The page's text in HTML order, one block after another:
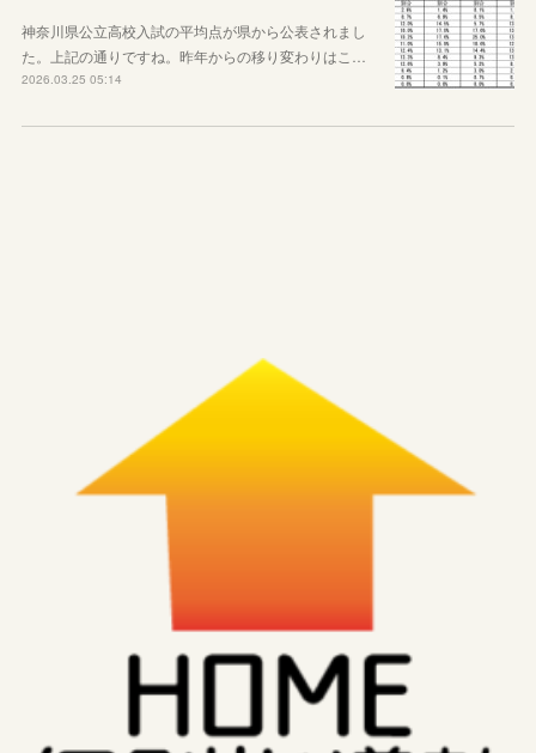
神奈川県公立高校入試の平均点が県から公表されまし
た。上記の通りですね。昨年からの移り変わりはこ…
2026.03.25 05:14